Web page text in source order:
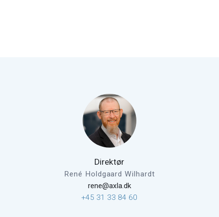
Direktør
René Holdgaard Wilhardt
rene@axla.dk
+45 31 33 84 60